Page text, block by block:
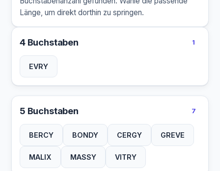
Länge, um direkt dorthin zu springen.
4 Buchstaben 1
EVRY
5 Buchstaben 7
BERCY BONDY CERGY GREVE
MALIX MASSY VITRY